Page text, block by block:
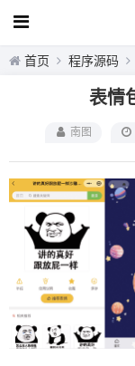
首页 程序源码
表情
南图